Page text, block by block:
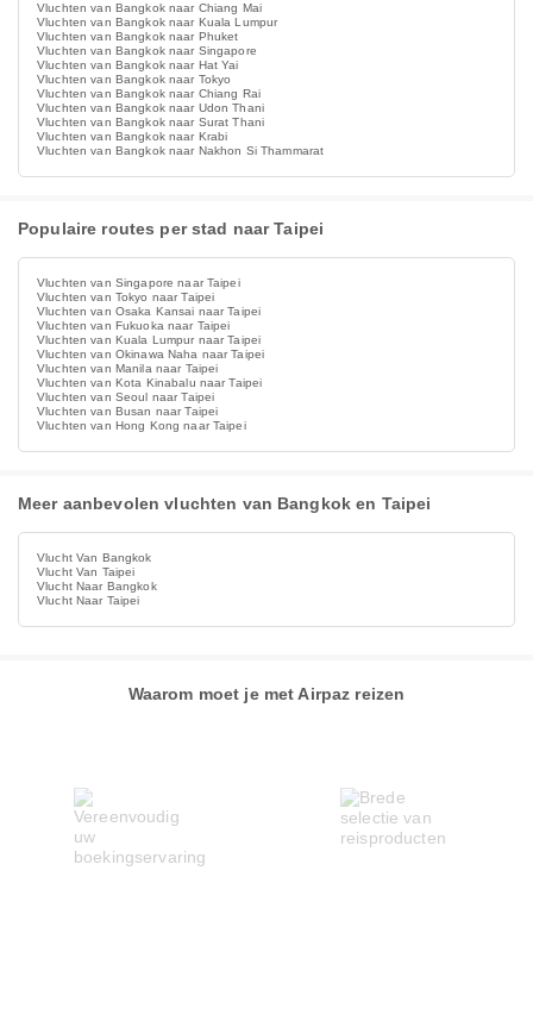
Vluchten van Bangkok naar Chiang Mai
Vluchten van Bangkok naar Kuala Lumpur
Vluchten van Bangkok naar Phuket
Vluchten van Bangkok naar Singapore
Vluchten van Bangkok naar Hat Yai
Vluchten van Bangkok naar Tokyo
Vluchten van Bangkok naar Chiang Rai
Vluchten van Bangkok naar Udon Thani
Vluchten van Bangkok naar Surat Thani
Vluchten van Bangkok naar Krabi
Vluchten van Bangkok naar Nakhon Si Thammarat
Populaire routes per stad naar Taipei
Vluchten van Singapore naar Taipei
Vluchten van Tokyo naar Taipei
Vluchten van Osaka Kansai naar Taipei
Vluchten van Fukuoka naar Taipei
Vluchten van Kuala Lumpur naar Taipei
Vluchten van Okinawa Naha naar Taipei
Vluchten van Manila naar Taipei
Vluchten van Kota Kinabalu naar Taipei
Vluchten van Seoul naar Taipei
Vluchten van Busan naar Taipei
Vluchten van Hong Kong naar Taipei
Meer aanbevolen vluchten van Bangkok en Taipei
Vlucht Van Bangkok
Vlucht Van Taipei
Vlucht Naar Bangkok
Vlucht Naar Taipei
Waarom moet je met Airpaz reizen